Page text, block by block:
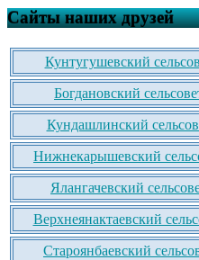
Сайты наших друзей
Кунтугушевский
Богдановский
Кундашлинский
Нижнекарышевский
Ялангачевский
Верхнеянактаевский
Староянбаевский